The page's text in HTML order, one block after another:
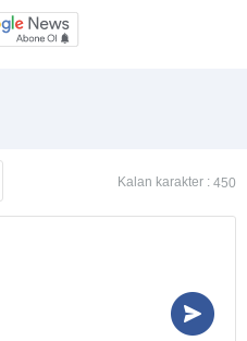
Kalan karakter : 450